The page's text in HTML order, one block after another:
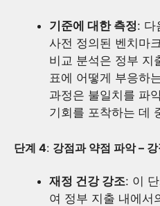
기준에 대한 측정: 다
사전 정의된 벤치마
비교 분석은 정부 지
표에 어떻게 부응하
과정은 불일치를 파
기회를 포착하는 데
단계 4: 강점과 약점 파악 –
재정 건강 강조: 이
여 정부 지출 내에서